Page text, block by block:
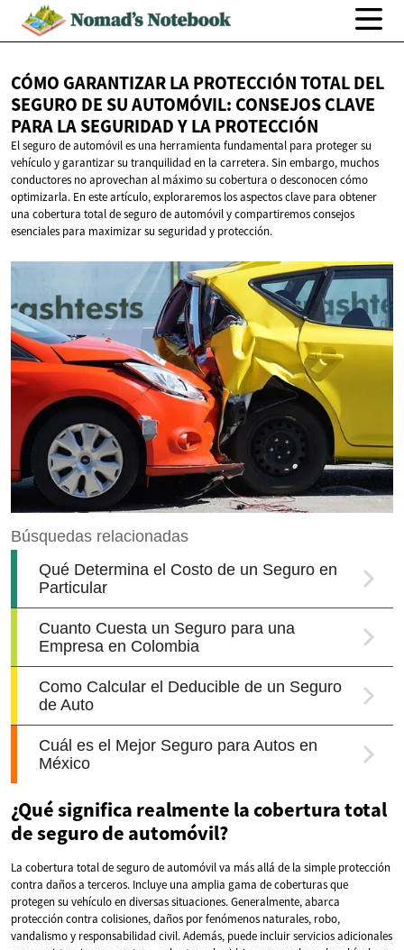
CÓMO GARANTIZAR LA PROTECCIÓN TOTAL DEL
SEGURO DE SU AUTOMÓVIL: CONSEJOS CLAVE
PARA LA SEGURIDAD YLA PROTECCIÓN
El seguro de automóvil es una herramienta fundamental para proteger su
vehículo y garantizar su tranquilidad en la carretera. Sin embargo, muchos
conductores no aprovechan al máximo su cobertura o desconocen cómo
optimizarla. En este artículo, exploraremos los aspectos clave para obtener
una cobertura total de seguro de automóvil y compartiremos consejos
esenciales para maximizar su seguridad y protección.
¿Qué significa realmente la cobertura total
de seguro de automóvil?
La cobertura total de seguro de automóvil va más allá de la simple protección
contra daños a terceros. Incluye una amplia gama de coberturas que
protegen su vehículo en diversas situaciones. Generalmente, abarca
protección contra colisiones, daños por fenómenos naturales, robo,
vandalismo y responsabilidad civil. Además, puede incluir servicios adicionales